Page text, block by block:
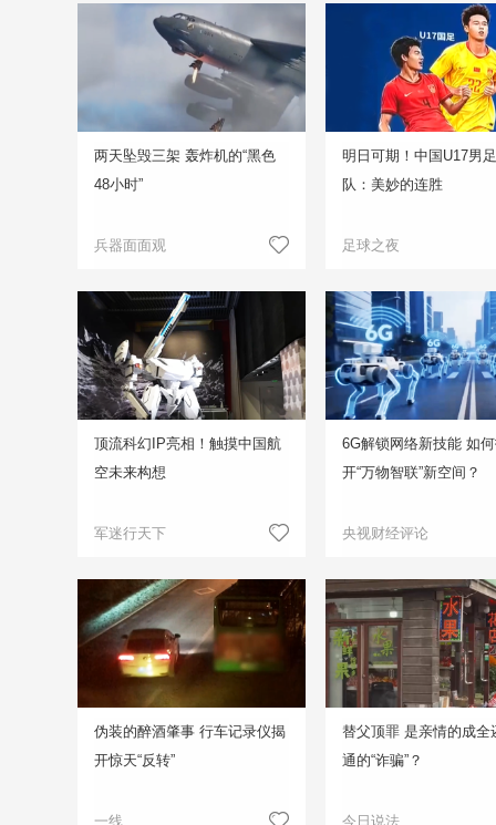
两天坠毁三架 轰炸机的“黑色
48小时”
兵器面面观
明日可期！中国U17男
队：美妙的连胜
足球之夜
顶流科幻IP亮相！触摸中国航
空未来构想
军迷行天下
6G解锁网络新技能 如
开“万物智联”新空间？
央视财经评论
伪装的醉酒肇事 行车记录仪揭
开惊天“反转”
一线
替父顶罪 是亲情的成全
通的“诈骗”？
今日说法